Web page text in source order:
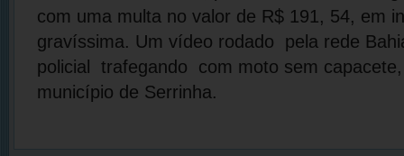
com uma multa no valor de R$ 191, 54, em
gravíssima. Um vídeo rodado pela rede
policial trafegando com moto sem
município de Serrinha.